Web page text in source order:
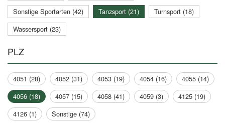
Sonstige Sportarten (42)
Tanzsport (21)
Turnsport (18)
Wassersport (23)
PLZ
4051 (28) 4052 (31) 4053 (19) 4054 (16)
4055 (14)
4056 (18)
4057 (15) 4058 (41) 4059 (3)
4125 (19)
4126 (1)
Sonstige (74)